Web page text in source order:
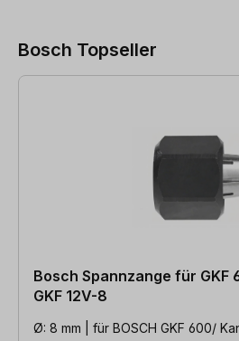
Bosch Topseller
Produktgalerie überspringen
Bosch Spannzange für
GKF 12V-8
Ø: 8 mm | für BOSCH GKF 600/